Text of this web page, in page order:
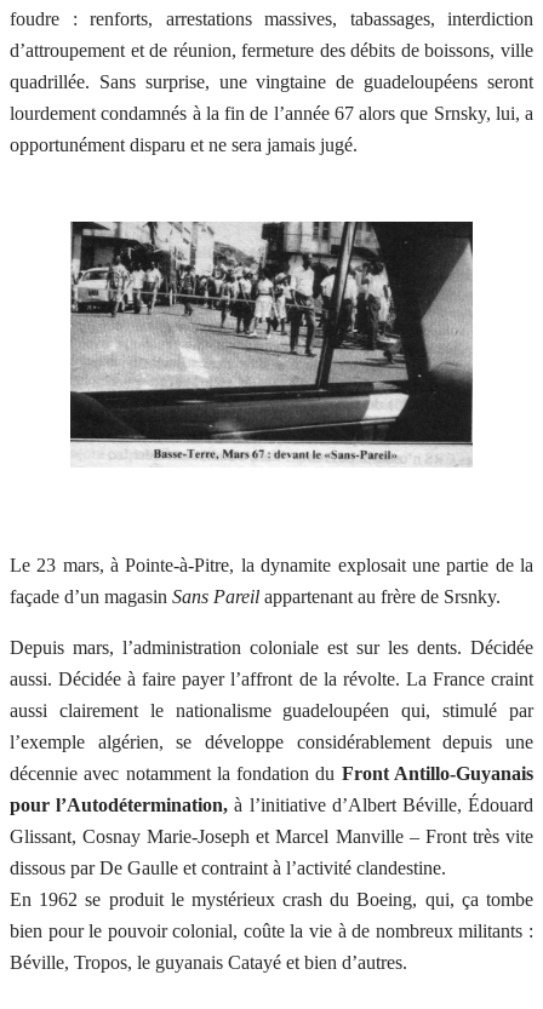
foudre : renforts, arrestations massives, tabassages, interdiction
d’attroupement et de réunion, fermeture des débits de boissons, ville
quadrillée. Sans surprise, une vingtaine de guadeloupéens seront
lourdement condamnés à la fin de l’année 67 alors que Srnsky, lui, a
opportunément disparu et ne sera jamais jugé.
Le 23 mars, à Pointe-à-Pitre, la dynamite explosait une partie de la
façade d’un magasin Sans Pareil appartenant au frère de Srsnky.
Depuis mars, l’administration coloniale est sur les dents. Décidée
aussi. Décidée à faire payer l’affront de la révolte. La France craint
aussi clairement le nationalisme guadeloupéen qui, stimulé par
l’exemple algérien, se développe considérablement depuis une
décennie avec notamment la fondation du Front Antillo-Guyanais
pour l’Autodétermination, à l’initiative d’Albert Béville, Édouard
Glissant, Cosnay Marie-Joseph et Marcel Manville – Front très vite
dissous par De Gaulle et contraint à l’activité clandestine.
En 1962 se produit le mystérieux crash du Boeing, qui, ça tombe
bien pour le pouvoir colonial, coûte la vie à de nombreux militants :
Béville, Tropos, le guyanais Catayé et bien d’autres.